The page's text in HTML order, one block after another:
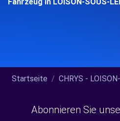
Startseite CHRYS -
Abonnieren Sie